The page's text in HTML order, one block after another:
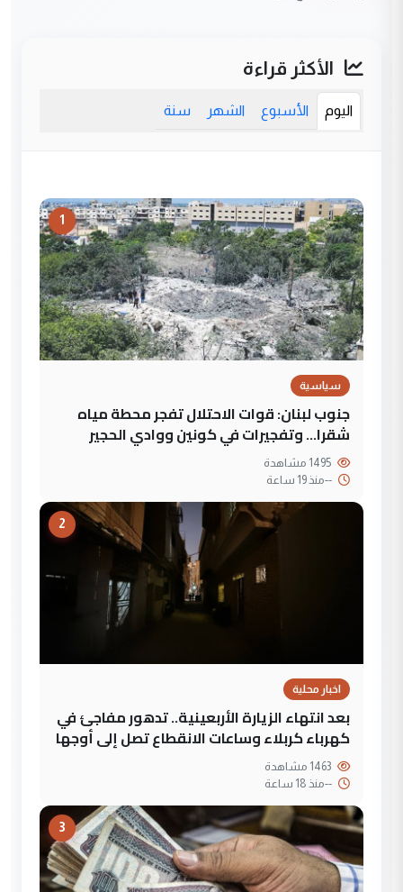
الأكثر قراءة
اليوم الأسبوع الشهر سنة
1
سياسية
جنوب لبنان: قوات الاحتلال تفجر محطة مياه
شقرا… وتفجيرات في كونين ووادي الحجير
--منذ 19 ساعة
2
اخبار محلية
بعد انتهاء الزيارة الأربعينية.. تدهور مفاجئ في
كهرباء كربلاء وساعات الانقطاع تصل إلى أوجها
--منذ 18 ساعة
3